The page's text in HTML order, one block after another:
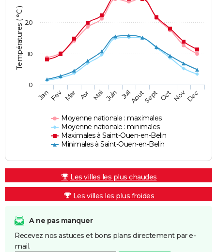
Températures ( °C )
Moyenne nationale : maximales
Moyenne nationale : minimales
Maximales à Saint-Ouen-en-Belin
Minimales à Saint-Ouen-en-Belin
JanFev Mar Avr Mai Juin JuilAoutSept OctNovDec
0
10
20
Les villes les plus chaudes
Les villes les plus froides
A ne pas manquer
Recevez nos astuces et bons plans directement par e-
mail.